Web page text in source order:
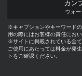
カン
ウォ
※キャプションやキーワード
用の際にはお客様の責任にお
※サイトに掲載されている全
ご使用にあたっては料金が発
トをご確認ください。